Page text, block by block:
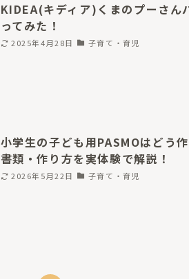
KIDEA(キディア)くまのプーさん
ってみた！
2025年4月28日 子育て・育児
小学生の子ども用PASMOはどう
書類・作り方を実体験で解説！
2026年5月22日 子育て・育児